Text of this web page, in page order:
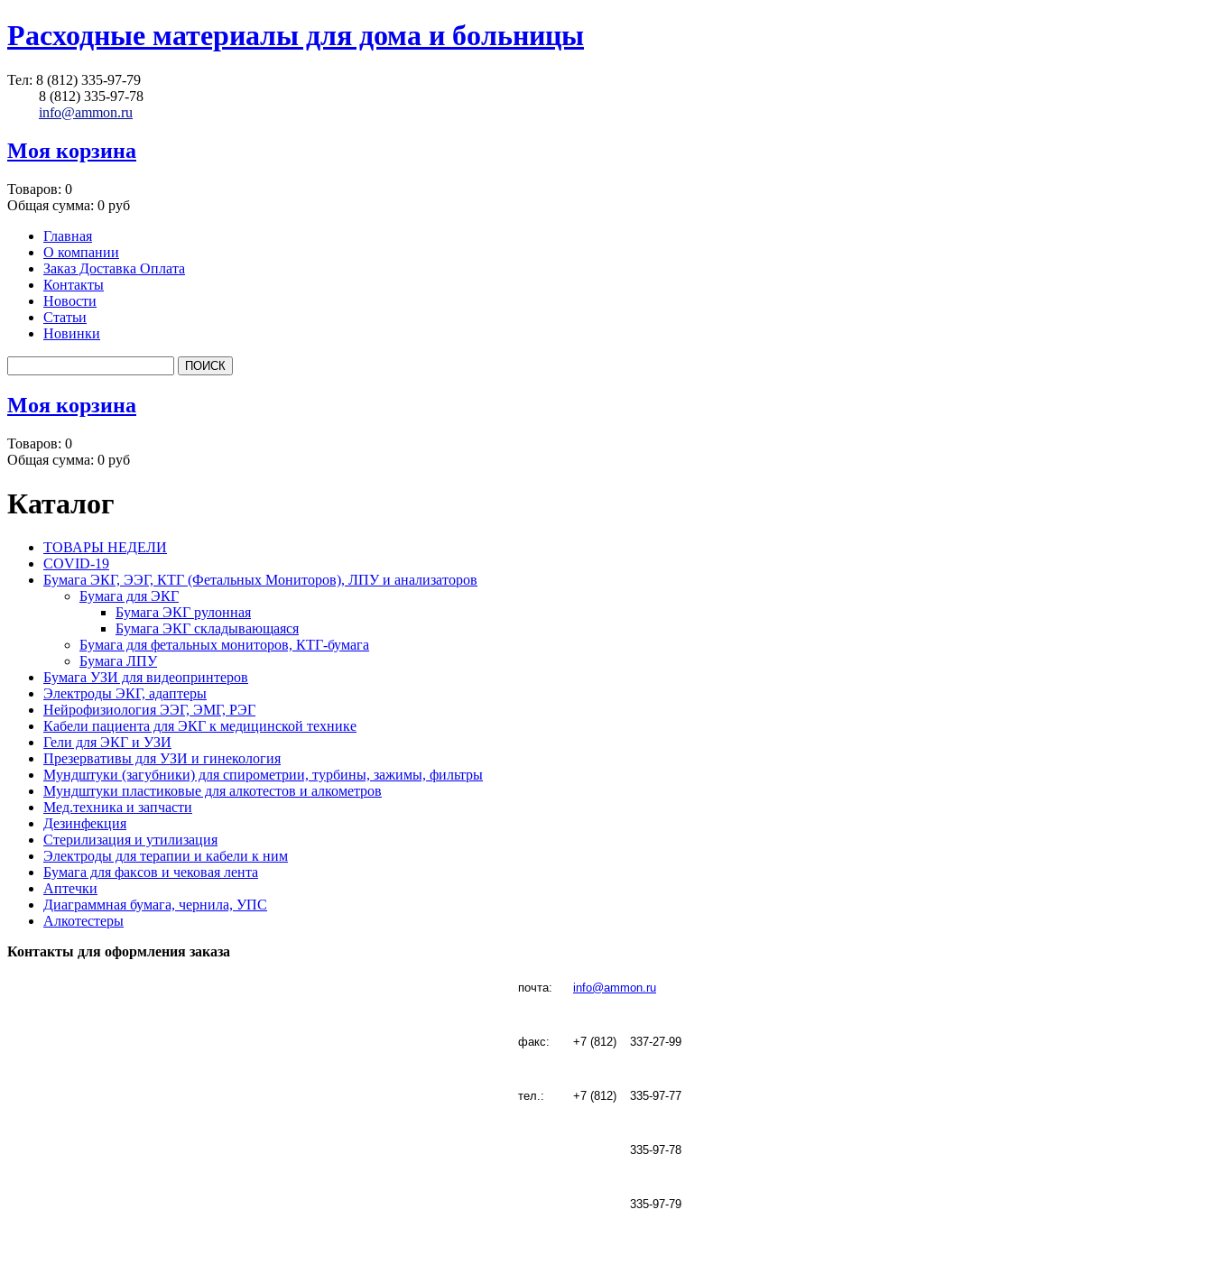
Расходные материалы для дома и больницы
Тел: 8 (812) 335-97-79
8 (812) 335-97-78
info@ammon.ru
Моя корзина
Товаров: 0
Общая сумма: 0 руб
Главная
О компании
Заказ Доставка Оплата
Контакты
Новости
Статьи
Новинки
Моя корзина
Товаров: 0
Общая сумма: 0 руб
Каталог
ТОВАРЫ НЕДЕЛИ
COVID-19
Бумага ЭКГ, ЭЭГ, КТГ (Фетальных Мониторов), ЛПУ и анализаторов
Бумага для ЭКГ
Бумага ЭКГ рулонная
Бумага ЭКГ складывающаяся
Бумага для фетальных мониторов, КТГ-бумага
Бумага ЛПУ
Бумага УЗИ для видеопринтеров
Электроды ЭКГ, адаптеры
Нейрофизиология ЭЭГ, ЭМГ, РЭГ
Кабели пациента для ЭКГ к медицинской технике
Гели для ЭКГ и УЗИ
Презервативы для УЗИ и гинекология
Мундштуки (загубники) для спирометрии, турбины, зажимы, фильтры
Мундштуки пластиковые для алкотестов и алкометров
Мед.техника и запчасти
Дезинфекция
Стерилизация и утилизация
Электроды для терапии и кабели к ним
Бумага для факсов и чековая лента
Аптечки
Диаграммная бумага, чернила, УПС
Алкотестеры
Контакты для оформления заказа
почта: info@ammon.ru
факс: +7 (812) 337-27-99
тел.: +7 (812) 335-97-77
335-97-78
335-97-79